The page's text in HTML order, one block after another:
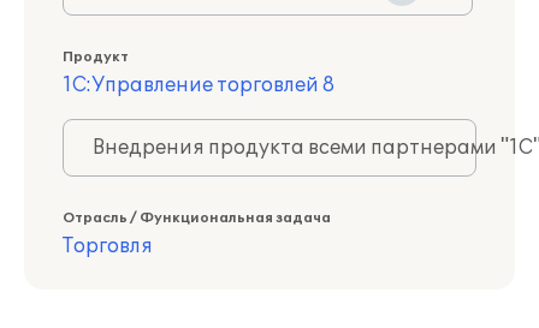
Продукт
1С:Управление торговлей 8
Внедрения продукта всеми партнерами
Отрасль / Функциональная задача
Торговля